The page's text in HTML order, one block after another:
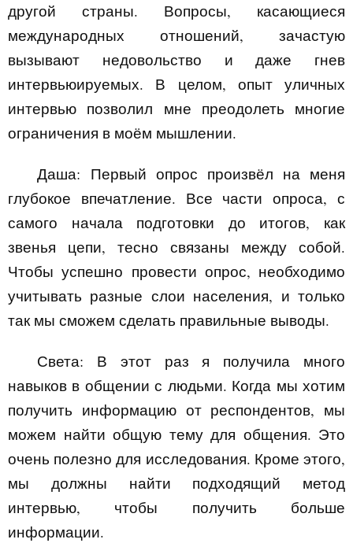
другой страны. Вопросы, касающиеся
международных отношений, зачастую
вызывают недовольство и даже гнев
интервьюируемых. В целом, опыт уличных
интервью позволил мне преодолеть многие
ограничения в моём мышлении.
Даша: Первый опрос произвёл на меня
глубокое впечатление. Все части опроса, с
самого начала подготовки до итогов, как
звенья цепи, тесно связаны между собой.
Чтобы успешно провести опрос, необходимо
учитывать разные слои населения, и только
так мы сможем сделать правильные выводы.
Света: В этот раз я получила много
навыков в общении с людьми. Когда мы хотим
получить информацию от респондентов, мы
можем найти общую тему для общения. Это
очень полезно для исследования. Кроме этого,
мы должны найти подходящий метод
интервью, чтобы получить больше
информации.